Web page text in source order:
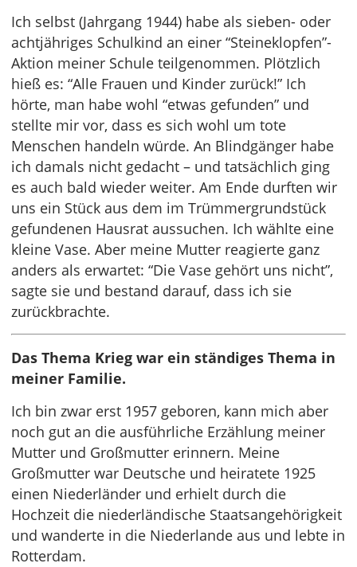
Ich selbst (Jahrgang 1944) habe als sieben- oder
achtjähriges Schulkind an einer “Steineklopfen”-
Aktion meiner Schule teilgenommen. Plötzlich
hieß es: “Alle Frauen und Kinder zurück!” Ich
hörte, man habe wohl “etwas gefunden” und
stellte mir vor, dass es sich wohl um tote
Menschen handeln würde. An Blindgänger habe
ich damals nicht gedacht – und tatsächlich ging
es auch bald wieder weiter. Am Ende durften wir
uns ein Stück aus dem im Trümmergrundstück
gefundenen Hausrat aussuchen. Ich wählte eine
kleine Vase. Aber meine Mutter reagierte ganz
anders als erwartet: “Die Vase gehört uns nicht”,
sagte sie und bestand darauf, dass ich sie
zurückbrachte.
Das Thema Krieg war ein ständiges Thema in
meiner Familie.
Ich bin zwar erst 1957 geboren, kann mich aber
noch gut an die ausführliche Erzählung meiner
Mutter und Großmutter erinnern. Meine
Großmutter war Deutsche und heiratete 1925
einen Niederländer und erhielt durch die
Hochzeit die niederländische Staatsangehörigkeit
und wanderte in die Niederlande aus und lebte in
Rotterdam.